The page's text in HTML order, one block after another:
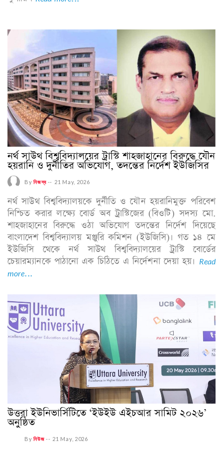
নর্থ সাউথ বিশ্ববিদ্যালয়ের ট্রাস্টি শাহজাহানের বিরুদ্ধে যৌন
হয়রানি ও দুর্নীতির অভিযোগ, তদন্তের নির্দেশ ইউজিসির
Byনিজস্ব-- 21 May, 2026
নর্থ সাউথ বিশ্ববিদ্যালয়কে দুর্নীতি ও যৌন হয়রানিমুক্ত পরিবেশ
নিশ্চিত করার লক্ষ্যে বোর্ড অব ট্রাস্টিজের (বিওটি) সদস্য মো.
শাহজাহানের বিরুদ্ধে ওঠা অভিযোগ তদন্তের নির্দেশ দিয়েছে
বাংলাদেশ বিশ্ববিদ্যালয় মঞ্জুরি কমিশন (ইউজিসি)। গত ১৪ মে
ইউজিসি থেকে নর্থ সাউথ বিশ্ববিদ্যালয়ের ট্রাস্টি বোর্ডের
চেয়ারম্যানকে পাঠানো এক চিঠিতে এ নির্দেশনা দেয়া হয়। Read
more...
উত্তরা ইউনিভার্সিটিতে ‘ইউইউ এইচআর সামিট ২০২৬’
অনুষ্ঠিত
Byনিউজ -- 21 May, 2026